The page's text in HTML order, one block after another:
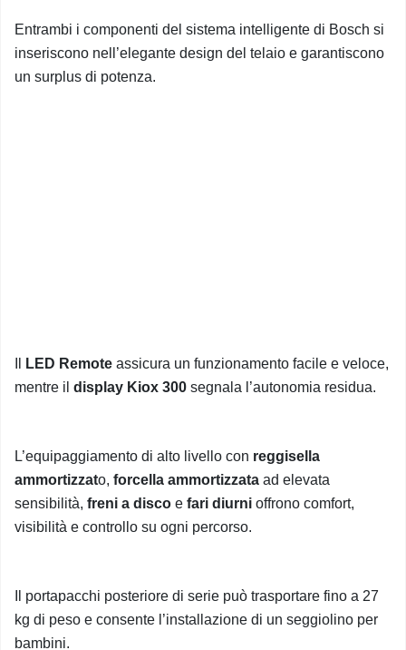
Entrambi i componenti del sistema intelligente di Bosch si
inseriscono nell’elegante design del telaio e garantiscono
un surplus di potenza.
LED Remote assicura un funzionamento facile e veloce,
mentre il display Kiox 300 segnala l’autonomia residua.
L’equipaggiamento di alto livello con reggisella
ammortizzato, forcella ammortizzata ad elevata
sensibilità, freni a disco e fari diurni offrono comfort,
visibilità e controllo su ogni percorso.
Il portapacchi posteriore di serie può trasportare fino a 27
kg di peso e consente l’installazione di un seggiolino per
bambini.